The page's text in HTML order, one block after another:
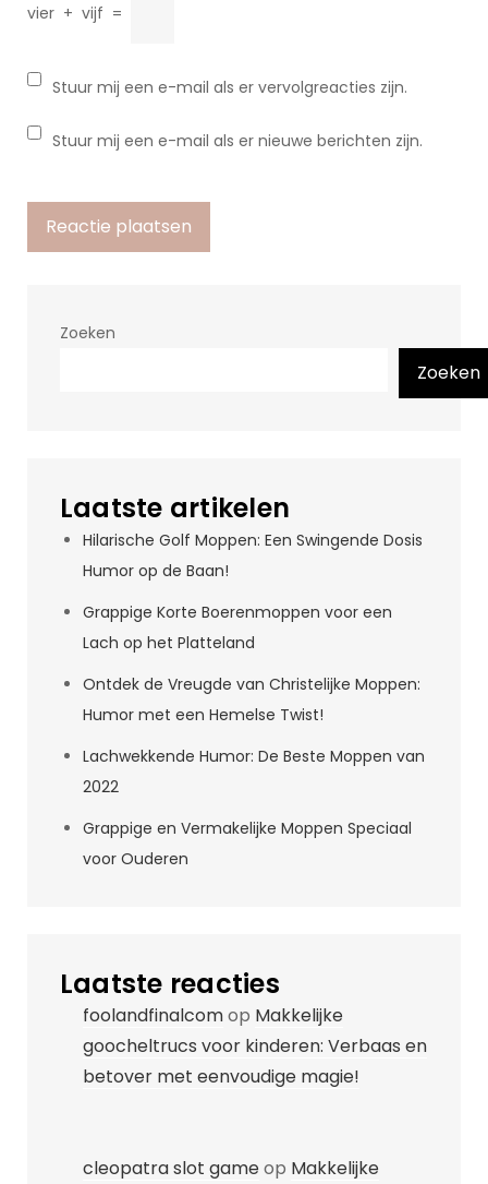
vier + vijf =
Stuur mij een e-mail als er vervolgreacties zijn.
Stuur mij een e-mail als er nieuwe berichten zijn.
Zoeken
Zoeken
Laatste artikelen
Hilarische Golf Moppen: Een Swingende Dosis
Humor op de Baan!
Grappige Korte Boerenmoppen voor een
Lach op het Platteland
Ontdek de Vreugde van Christelijke Moppen:
Humor met een Hemelse Twist!
Lachwekkende Humor: De Beste Moppen van
2022
Grappige en Vermakelijke Moppen Speciaal
voor Ouderen
Laatste reacties
foolandfinalcomop Makkelijke
goocheltrucs voor kinderen: Verbaas en
betover met eenvoudige magie!
cleopatra slot gameop Makkelijke